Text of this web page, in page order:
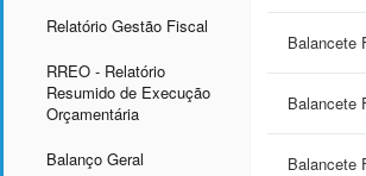
Relatório Gestão Fiscal
RREO - Relatório
Resumido de Execução
Orçamentária
Balanço Geral
Balancete
Balancete
Balancete